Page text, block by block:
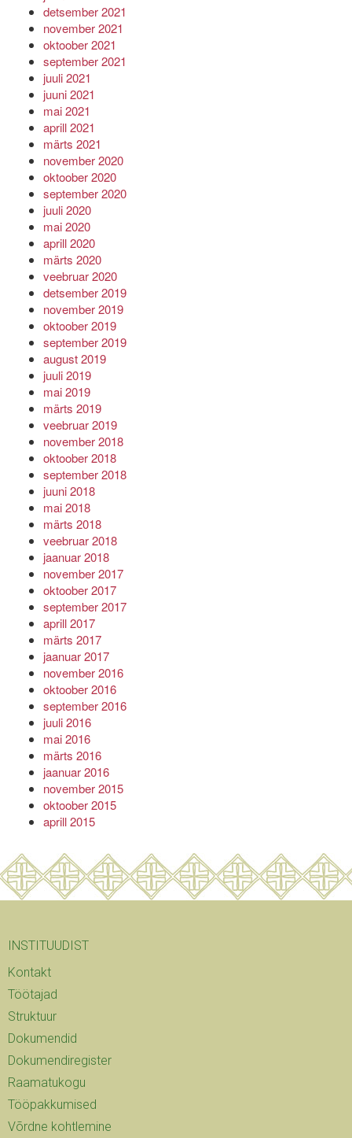
detsember 2021
november 2021
oktoober 2021
september 2021
juuli 2021
juuni 2021
mai 2021
aprill 2021
märts 2021
november 2020
oktoober 2020
september 2020
juuli 2020
mai 2020
aprill 2020
märts 2020
veebruar 2020
detsember 2019
november 2019
oktoober 2019
september 2019
august 2019
juuli 2019
mai 2019
märts 2019
veebruar 2019
november 2018
oktoober 2018
september 2018
juuni 2018
mai 2018
märts 2018
veebruar 2018
jaanuar 2018
november 2017
oktoober 2017
september 2017
aprill 2017
märts 2017
jaanuar 2017
november 2016
oktoober 2016
september 2016
juuli 2016
mai 2016
märts 2016
jaanuar 2016
november 2015
oktoober 2015
aprill 2015
INSTITUUDIST
Kontakt
Töötajad
Struktuur
Dokumendid
Dokumendiregister
Raamatukogu
Tööpakkumised
Võrdne kohtlemine